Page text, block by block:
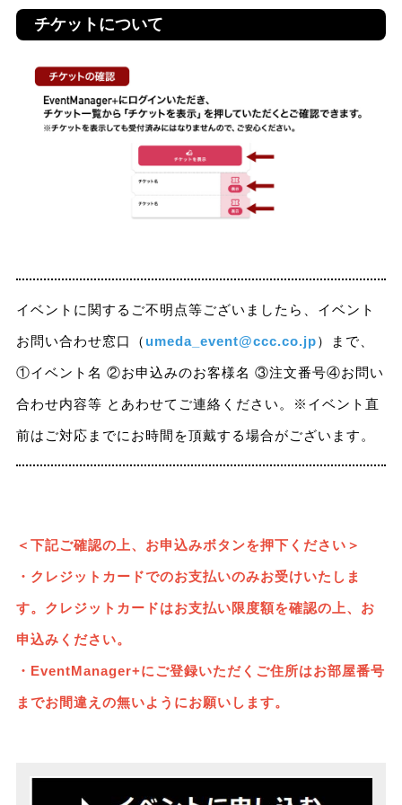
チケットについて
イベントに関するご不明点等ございましたら、イベント
お問い合わせ窓口（ umeda_event@ccc.co.jp）まで、
①イベント名 ②お申込みのお客様名 ③注文番号④お問い
合わせ内容等 とあわせてご連絡ください。※イベント直
前はご対応までにお時間を頂戴する場合がございます。
＜下記ご確認の上、お申込みボタンを押下ください＞
・クレジットカードでのお支払いのみお受けいたしま
す。クレジットカードはお支払い限度額を確認の上、お
申込みください。
・EventManager+にご登録いただくご住所はお部屋番号
までお間違えの無いようにお願いします。